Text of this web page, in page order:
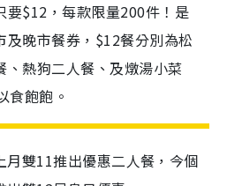
要$12，每款限量200件！是
及晚市餐券，$12餐分別為松
、熱狗二人餐、及燉湯小菜
食飽飽。
雙11推出優惠二人餐，今個